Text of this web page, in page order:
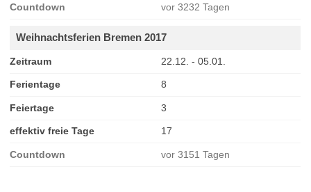
Countdown vor 3232 Tagen
Weihnachtsferien Bremen 2017
Zeitraum 22.12. - 05.01.
Ferientage 8
Feiertage 3
effektiv freie Tage 17
Countdown vor 3151 Tagen